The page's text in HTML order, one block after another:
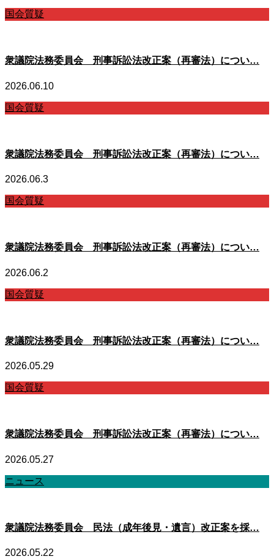
国会質疑
衆議院法務委員会 刑事訴訟法改正案（再審法）につい…
2026.06.10
国会質疑
衆議院法務委員会 刑事訴訟法改正案（再審法）につい…
2026.06.3
国会質疑
衆議院法務委員会 刑事訴訟法改正案（再審法）につい…
2026.06.2
国会質疑
衆議院法務委員会 刑事訴訟法改正案（再審法）につい…
2026.05.29
国会質疑
衆議院法務委員会 刑事訴訟法改正案（再審法）につい…
2026.05.27
ニュース
衆議院法務委員会 民法（成年後見・遺言）改正案を採…
2026.05.22